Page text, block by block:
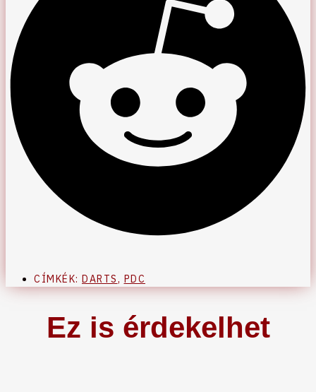
CÍMKÉK: DARTS, PDC
Ez is érdekelhet